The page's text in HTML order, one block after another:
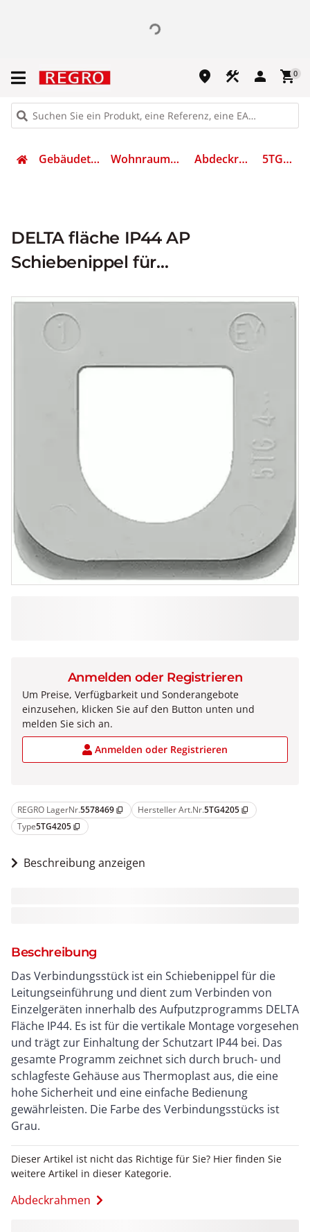
place construction person shopping_cart0
Gebäudetechnik Wohnraumschalter Abdeckrahmen 5TG4205
DELTA fläche IP44 AP
Schiebenippel für
Verbinden
REGRO LagerNr.5578469 content_copy Hersteller Art.Nr.5TG4205 content_copy
Type5TG4205 content_copy
Beschreibung anzeigen
Beschreibung
Das Verbindungsstück ist ein Schiebenippel für die
Leitungseinführung und dient zum Verbinden von
Einzelgeräten innerhalb des Aufputzprogramms DELTA
Fläche IP44. Es ist für die vertikale Montage vorgesehen
und trägt zur Einhaltung der Schutzart IP44 bei. Das
gesamte Programm zeichnet sich durch bruch- und
schlagfeste Gehäuse aus Thermoplast aus, die eine
hohe Sicherheit und eine einfache Bedienung
gewährleisten. Die Farbe des Verbindungsstücks ist
Grau.
Dieser Artikel ist nicht das Richtige für Sie? Hier finden Sie
weitere Artikel in dieser Kategorie.
Abdeckrahmen
Anmelden oder Registrieren
Um Preise, Verfügbarkeit und Sonderangebote
einzusehen, klicken Sie auf den Button unten und
melden Sie sich an.
Anmelden oder Registrieren